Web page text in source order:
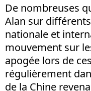
De nombreuses
Alan sur
nationale et
mouvement sur
apogée lors de
régulièrement
de la Chine